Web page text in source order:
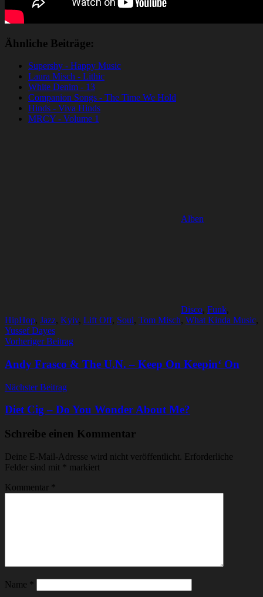
Ähnliche Beiträge:
Supershy - Happy Music
Laura Misch - Lithic
White Denim - 13
Companion Songs - The Time We Hold
Hinds - Viva Hinds
MRCY - Volume 1
Alben
Disco, Funk,
HipHop, Jazz, Kyiv, Lift Off, Soul, Tom Misch, What Kinda Music,
Yussef Dayes
Beitragsnavigation
Vorheriger Beitrag
Andy Frasco & The U.N. – Keep On Keepin‘ On
Nächster Beitrag
Diet Cig – Do You Wonder About Me?
Schreibe einen Kommentar
Deine E-Mail-Adresse wird nicht veröffentlicht. Erforderliche
Felder sind mit * markiert
Kommentar *
Name *